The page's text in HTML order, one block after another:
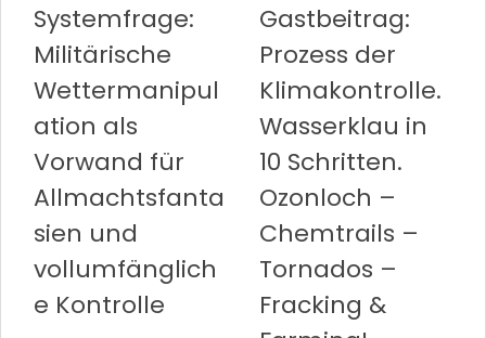
Systemfrage:
Militärische
Wettermanipul
ation als
Vorwand für
Allmachtsfanta
sien und
vollumfänglich
e Kontrolle
Gastbeitrag:
Prozess der
Klimakontrolle.
Wasserklau in
10 Schritten.
Ozonloch –
Chemtrails –
Tornados –
Fracking &